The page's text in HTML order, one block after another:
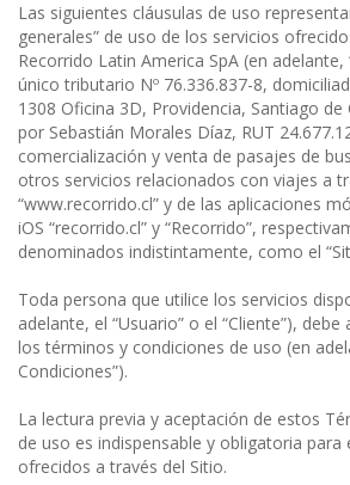
Las siguientes cláusulas de uso
generales” de uso de los servicios
Recorrido Latin America SpA (en adelante,
único tributario Nº 76.336.837-8,
1308 Oficina 3D, Providencia, Santiago de
por Sebastián Morales Díaz, RUT
comercialización y venta de pasajes de
otros servicios relacionados con viajes a
“www.recorrido.cl” y de las aplicaciones
iOS “recorrido.cl” y “Recorrido”,
denominados indistintamente, como el
Toda persona que utilice los servicios
adelante, el “Usuario” o el “Cliente”),
los términos y condiciones de uso (en
Condiciones”).
La lectura previa y aceptación de estos
de uso es indispensable y obligatoria para
ofrecidos a través del Sitio.